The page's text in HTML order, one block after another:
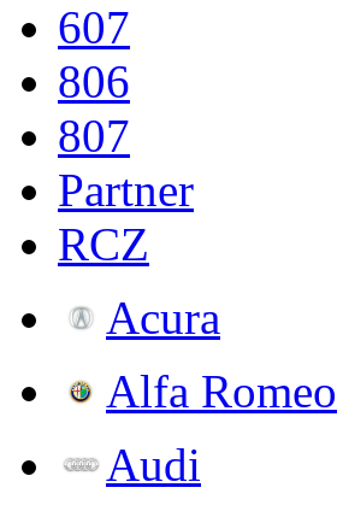
607
806
807
Partner
RCZ
Acura
Alfa Romeo
Audi